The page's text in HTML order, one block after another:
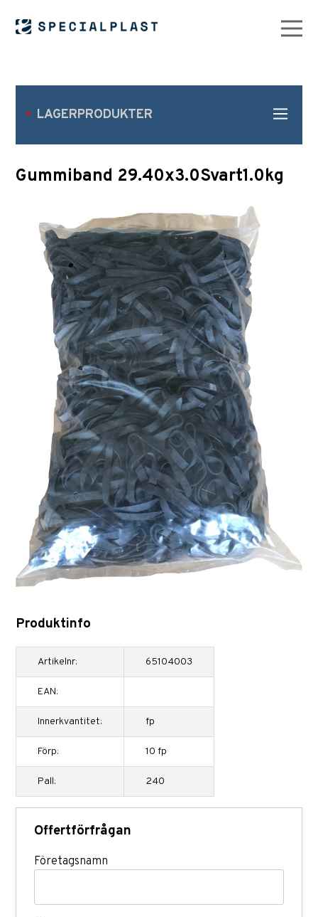
LAGERPRODUKTER
Gummiband 29.40x3.0Svart1.0kg
Produktinfo
Artikelnr: 65104003
EAN:
Innerkvantitet: fp
Förp: 10 fp
Pall: 240
Offertförfrågan
Företagsnamn